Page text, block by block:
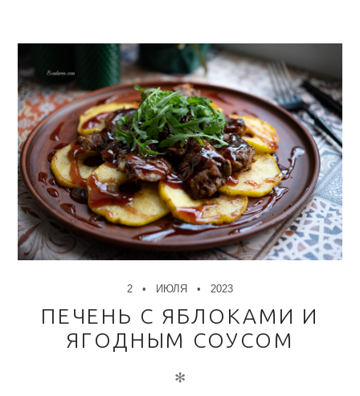
2 ИЮЛЯ 2023
ПЕЧЕНЬ С ЯБЛОКАМИ И
ЯГОДНЫМ СОУСОМ
✻